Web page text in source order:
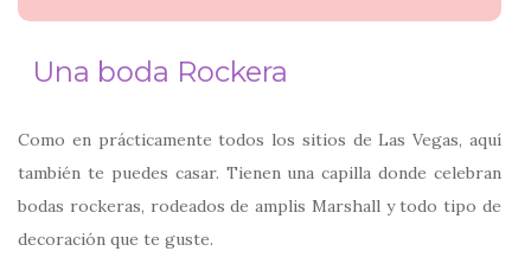
Una boda Rockera
Como en prácticamente todos los sitios de Las Vegas, aquí
también te puedes casar. Tienen una capilla donde celebran
bodas rockeras, rodeados de amplis Marshall y todo tipo de
decoración que te guste.